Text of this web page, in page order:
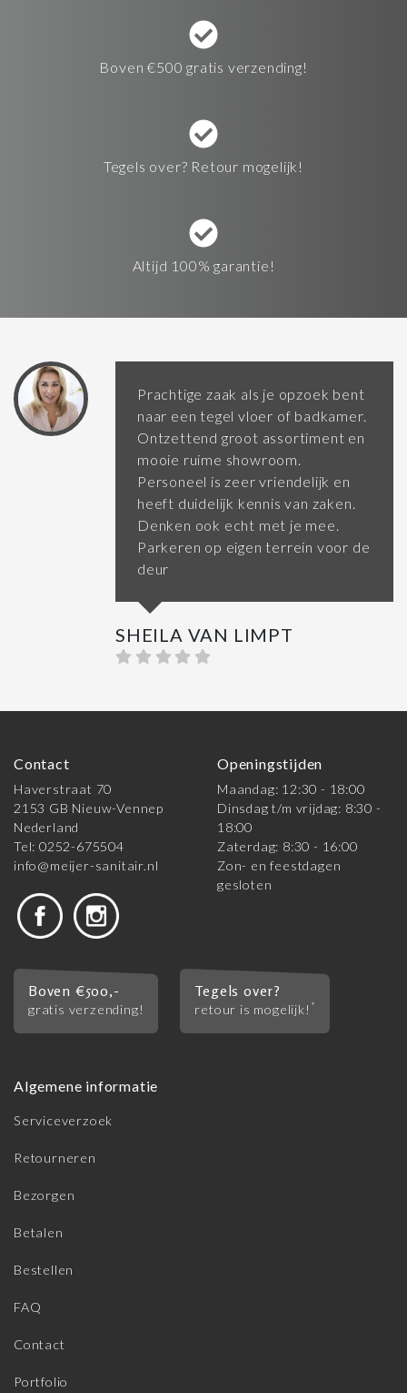
Boven €500 gratis verzending!
Tegels over? Retour mogelijk!
Altijd 100% garantie!
Prachtige zaak als je opzoek bent
naar een tegel vloer of badkamer.
Ontzettend groot assortiment en
mooie ruime showroom.
Personeel is zeer vriendelijk en
heeft duidelijk kennis van zaken.
Denken ook echt met je mee.
Parkeren op eigen terrein voor de
deur
SHEILA VAN LIMPT
Contact
Haverstraat 70
2153 GB Nieuw-Vennep
Nederland
Tel: 0252-675504
info@meijer-sanitair.nl
Openingstijden
Maandag: 12:30 - 18:00
Dinsdag t/m vrijdag: 8:30 -
18:00
Zaterdag: 8:30 - 16:00
Zon- en feestdagen
gesloten
Boven €500,-
gratis verzending!
Tegels over?
retour is mogelijk! *
Algemene informatie
Serviceverzoek
Retourneren
Bezorgen
Betalen
Bestellen
FAQ
Contact
Portfolio